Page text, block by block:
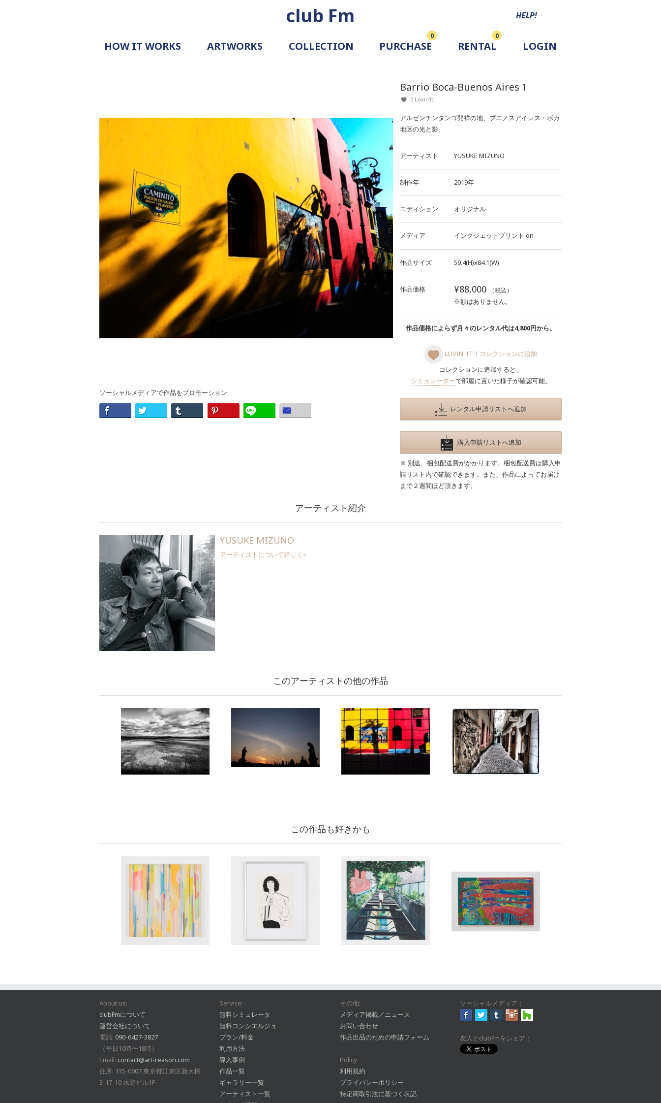
club Fm HELP!
HOW IT WORKS
DOCUMENT
ARTWORKS
COLLECTION
PURCHASE
0
RENTAL
0
LOGIN
ソーシャルメディアで作品をプロモーション
Barrio Boca-Buenos Aires 1
0 Lovin'it!
アルゼンチンタンゴ発祥の地、ブエノスアイレス・ボカ
地区の光と影。
アーティスト YUSUKE MIZUNO
制作年 2019年
エディション オリジナル
メディア インクジェットプリント on
作品サイズ 59.4(H)x84.1(W)
作品価格 ¥88,000 （税込）
※額はありません。
作品価格によらず月々のレンタル代は4,800円から。
LOVIN' IT！コレクションに追加
コレクションに追加すると、
シミュレーターで部屋に置いた様子が確認可能。
レンタル申請リストへ追加
購入申請リストへ追加
※ 別途、梱包配送費がかかります。梱包配送費は購入申
請リスト内で確認できます。また、作品によってお届け
まで２週間ほど頂きます。
アーティスト紹介
YUSUKE MIZUNO
アーティストについて詳しく>
このアーティストの他の作品
この作品も好きかも
About us:
clubFmについて
運営会社について
電話: 090-6427-3827
（平日10時〜18時）
Email: contact@art-reason.com
住所: 135-0007 東京都江東区新大橋
3-17-10 水野ビル1F
Service:
無料シミュレータ
無料コンシエルジュ
プラン/料金
利用方法
導入事例
作品一覧
ギャラリー一覧
アーティスト一覧
その他:
メディア掲載／ニュース
お問い合わせ
作品出品のための申請フォーム
Policy:
利用規約
プライバシーポリシー
特定商取引法に基づく表記
ソーシャルメディア：
友人とclubFmをシェア：